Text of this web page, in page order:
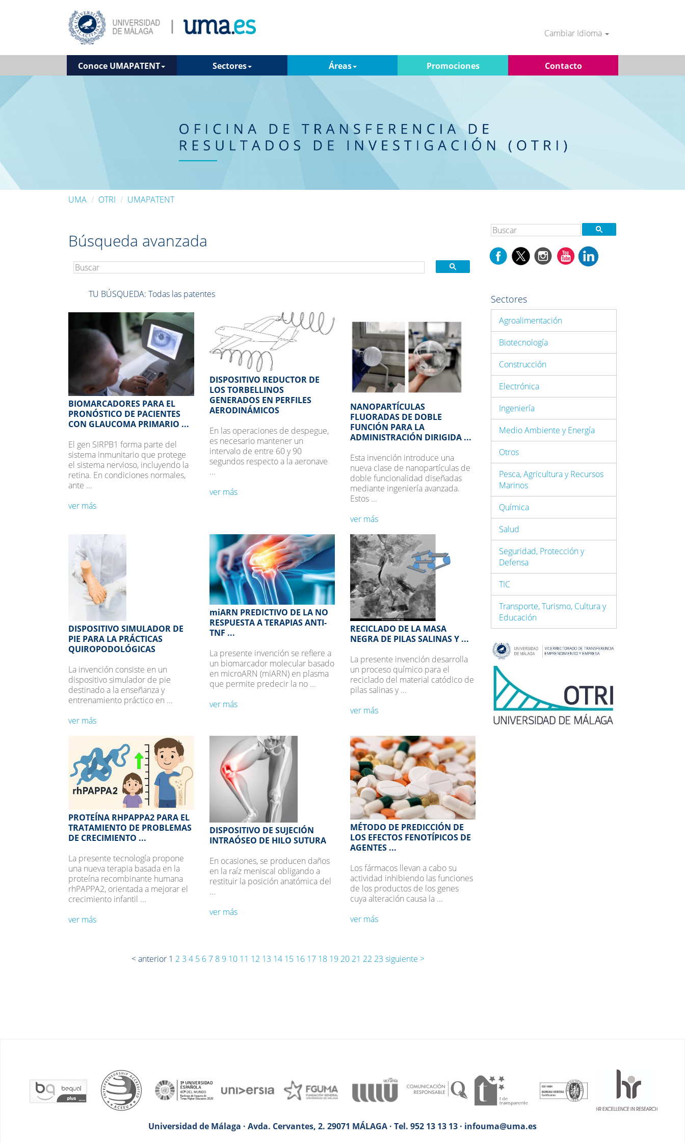
Cambiar Idioma
Conoce UMAPATENT Sectores Áreas Promociones Contacto
UMA OTRI UMAPATENT
Búsqueda avanzada
TU BÚSQUEDA: Todas las patentes
BIOMARCADORES PARA EL
PRONÓSTICO DE PACIENTES
CON GLAUCOMA PRIMARIO ...
El gen SIRPB1 forma parte del
sistema inmunitario que protege
el sistema nervioso, incluyendo la
retina. En condiciones normales,
ante ...
ver más
DISPOSITIVO REDUCTOR DE
LOS TORBELLINOS
GENERADOS EN PERFILES
AERODINÁMICOS
En las operaciones de despegue,
es necesario mantener un
intervalo de entre 60 y 90
segundos respecto a la aeronave
...
ver más
NANOPARTÍCULAS
FLUORADAS DE DOBLE
FUNCIÓN PARA LA
ADMINISTRACIÓN DIRIGIDA ...
Esta invención introduce una
nueva clase de nanopartículas de
doble funcionalidad diseñadas
mediante ingeniería avanzada.
Estos ...
ver más
DISPOSITIVO SIMULADOR DE
PIE PARA LA PRÁCTICAS
QUIROPODOLÓGICAS
La invención consiste en un
dispositivo simulador de pie
destinado a la enseñanza y
entrenamiento práctico en ...
ver más
miARN PREDICTIVO DE LA NO
RESPUESTA A TERAPIAS ANTI-
TNF ...
La presente invención se refiere a
un biomarcador molecular basado
en microARN (miARN) en plasma
que permite predecir la no ...
ver más
RECICLADO DE LA MASA
NEGRA DE PILAS SALINAS Y ...
La presente invención desarrolla
un proceso químico para el
reciclado del material catódico de
pilas salinas y ...
ver más
PROTEÍNA RHPAPPA2 PARA EL
TRATAMIENTO DE PROBLEMAS
DE CRECIMIENTO ...
La presente tecnología propone
una nueva terapia basada en la
proteína recombinante humana
rhPAPPA2, orientada a mejorar el
crecimiento infantil ...
ver más
DISPOSITIVO DE SUJECIÓN
INTRAÓSEO DE HILO SUTURA
En ocasiones, se producen daños
en la raíz meniscal obligando a
restituir la posición anatómica del
...
ver más
MÉTODO DE PREDICCIÓN DE
LOS EFECTOS FENOTÍPICOS DE
AGENTES ...
Los fármacos llevan a cabo su
actividad inhibiendo las funciones
de los productos de los genes
cuya alteración causa la ...
ver más
< anterior 1 2 3 4 5 67 8 9 10 11 12 13 14 15 16 17 18 19 20 21 22 23 siguiente >
Sectores
Agroalimentación
Biotecnología
Construcción
Electrónica
Ingeniería
Medio Ambiente y Energía
Otros
Pesca, Agricultura y Recursos
Marinos
Química
Salud
Seguridad, Protección y
Defensa
TIC
Transporte, Turismo, Cultura y
Educación
Universidad de Málaga · Avda. Cervantes, 2. 29071 MÁLAGA · Tel. 952 13 13 13 · infouma@uma.es